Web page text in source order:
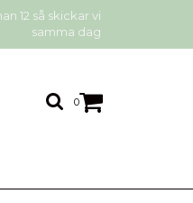
12 så skickar vi
samma dag
0